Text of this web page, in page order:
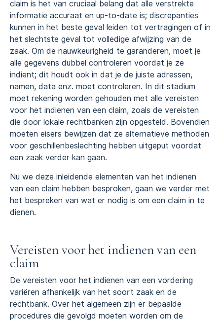
claim is het van cruciaal belang dat alle verstrekte
informatie accuraat en up-to-date is; discrepanties
kunnen in het beste geval leiden tot vertragingen of in
het slechtste geval tot volledige afwijzing van de
zaak. Om de nauwkeurigheid te garanderen, moet je
alle gegevens dubbel controleren voordat je ze
indient; dit houdt ook in dat je de juiste adressen,
namen, data enz. moet controleren. In dit stadium
moet rekening worden gehouden met alle vereisten
voor het indienen van een claim, zoals de vereisten
die door lokale rechtbanken zijn opgesteld. Bovendien
moeten eisers bewijzen dat ze alternatieve methoden
voor geschillenbeslechting hebben uitgeput voordat
een zaak verder kan gaan.
Nu we deze inleidende elementen van het indienen
van een claim hebben besproken, gaan we verder met
het bespreken van wat er nodig is om een claim in te
dienen.
Vereisten voor het indienen van een
claim
De vereisten voor het indienen van een vordering
variëren afhankelijk van het soort zaak en de
rechtbank. Over het algemeen zijn er bepaalde
procedures die gevolgd moeten worden om de